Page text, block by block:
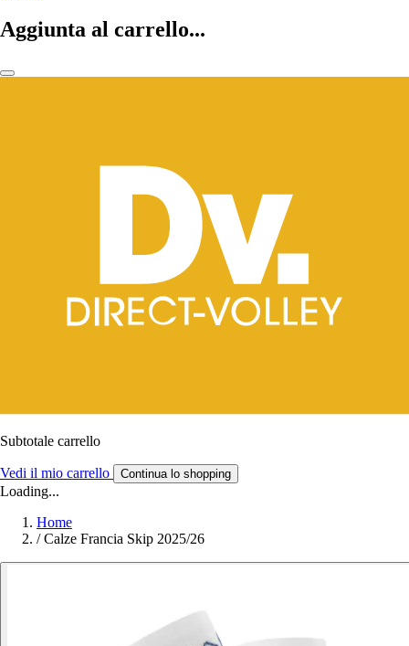
Aggiunta al carrello...
Subtotale carrello
Vedi il mio carrello Continua lo shopping
Loading...
Home
/ Calze Francia Skip 2025/26